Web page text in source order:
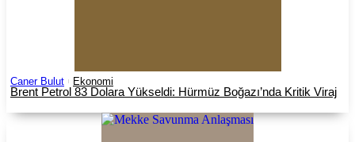
Caner Bulut Ekonomi
Brent Petrol 83 Dolara Yükseldi: Hürmüz Boğazı’nda Kritik Viraj